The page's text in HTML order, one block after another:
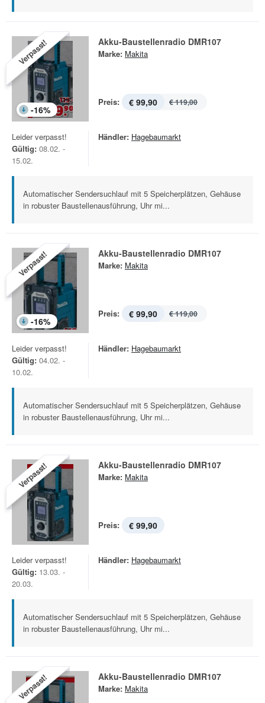
Verpasst!
-16%
Akku-Baustellenradio DMR107
Marke: Makita
Preis: € 99,90 € 119,00
Leider verpasst!
Gültig: 08.02. -
15.02.
Händler: Hagebaumarkt
Automatischer Sendersuchlauf mit 5 Speicherplätzen, Gehäuse
in robuster Baustellenausführung, Uhr mi...
Verpasst!
-16%
Akku-Baustellenradio DMR107
Marke: Makita
Preis: € 99,90 € 119,00
Leider verpasst!
Gültig: 04.02. -
10.02.
Händler: Hagebaumarkt
Automatischer Sendersuchlauf mit 5 Speicherplätzen, Gehäuse
in robuster Baustellenausführung, Uhr mi...
Verpasst! Akku-Baustellenradio DMR107
Marke: Makita
Preis: € 99,90
Leider verpasst!
Gültig: 13.03. -
20.03.
Händler: Hagebaumarkt
Automatischer Sendersuchlauf mit 5 Speicherplätzen, Gehäuse
in robuster Baustellenausführung, Uhr mi...
Verpasst! Akku-Baustellenradio DMR107
Marke: Makita